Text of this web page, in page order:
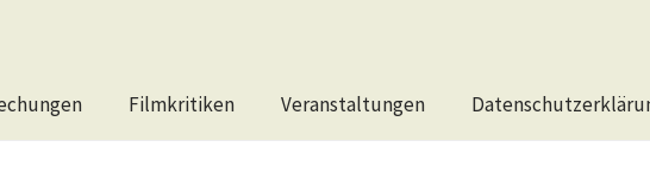
Filmkritiken Veranstaltungen